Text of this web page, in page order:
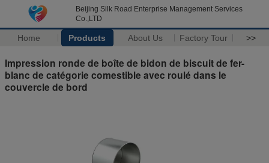
Beijing Silk Road Enterprise Management Services
Co.,LTD
Home Products About Us Factory Tour >>
Impression ronde de boîte de bidon de biscuit de fer-
blanc de catégorie comestible avec roulé dans le
couvercle de bord